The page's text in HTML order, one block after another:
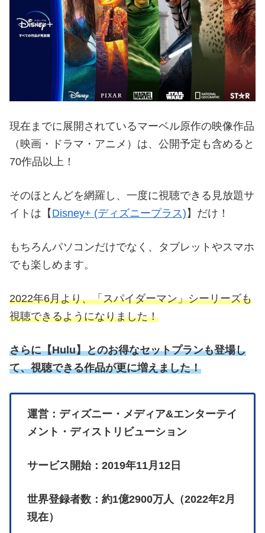
現在までに展開されているマーベル原作の映像作品
（映画・ドラマ・アニメ）は、公開予定も含めると
70作品以上！
そのほとんどを網羅し、一度に視聴できる見放題サ
イトは【 Disney+ (ディズニープラス) 】だけ！
もちろんパソコンだけでなく、タブレットやスマホ
でも楽しめます。
2022年6月より、「スパイダーマン」シーリーズも
視聴できるようになりました！
さらに【Hulu】とのお得なセットプランも登場し
て、視聴できる作品が更に増えました！
運営：ディズニー・メディア&エンターテイ
メント・ディストリビューション
サービス開始：2019年11月12日
世界登録者数：約1億2900万人（2022年2月
現在）